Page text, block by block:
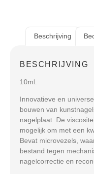
Beschrijving
BESCHRIJVING
10ml.
Innovatieve en
bouwen van
nagelplaat. De
mogelijk om met een
Bevat microvezels,
bestand tegen
nagelcorrectie en